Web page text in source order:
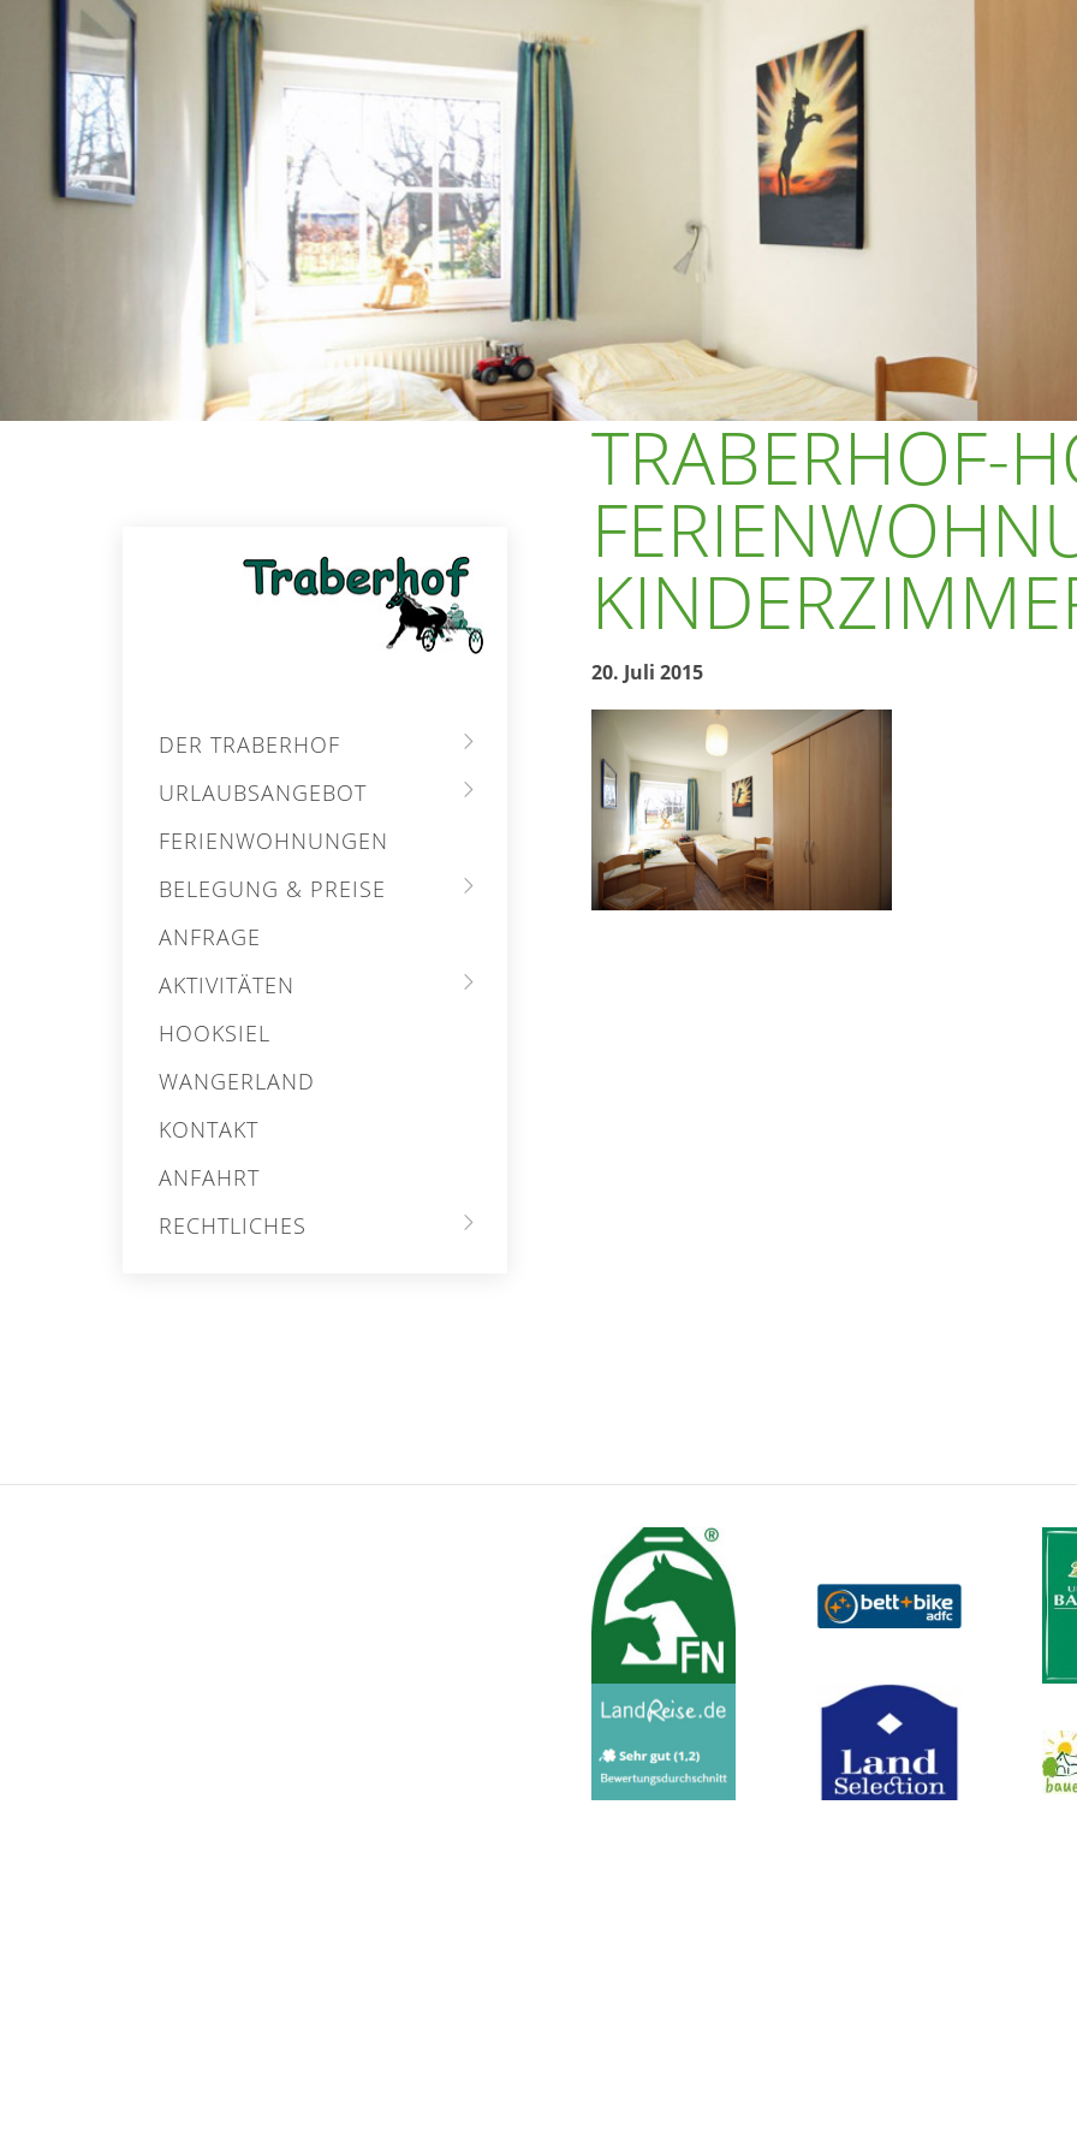
Skip to main content
DER TRABERHOF
URLAUBSANGEBOT
FERIENWOHNUNGEN
BELEGUNG & PREISE
ANFRAGE
AKTIVITÄTEN
HOOKSIEL
WANGERLAND
KONTAKT
ANFAHRT
RECHTLICHES
TRABERHOF-
20. Juli 2015